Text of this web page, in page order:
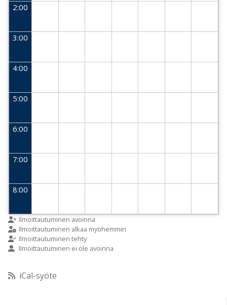
2:00
3:00
4:00
5:00
6:00
7:00
8:00
9:00
10:00
11:00
Ilmoittautuminen avoinna
Ilmoittautuminen alkaa myöhemmin
Ilmoittautuminen tehty
Ilmoittautuminen ei ole avoinna
iCal-syöte